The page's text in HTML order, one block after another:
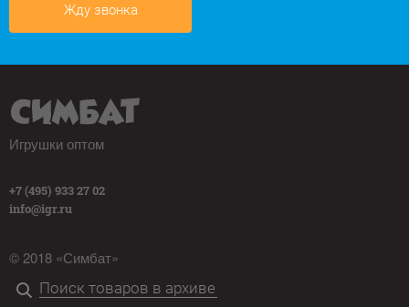
Жду звонка
Игрушки оптом
+7 (495) 933 27 02
info@igr.ru
© 2018 «Симбат»